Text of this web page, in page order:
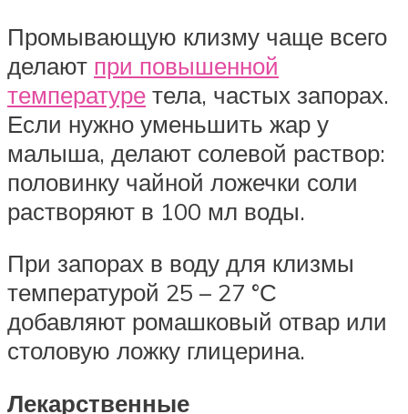
Промывающую клизму чаще всего
делают при повышенной
температуре тела, частых запорах.
Если нужно уменьшить жар у
малыша, делают солевой раствор:
половинку чайной ложечки соли
растворяют в 100 мл воды.
При запорах в воду для клизмы
температурой 25 – 27 °С
добавляют ромашковый отвар или
столовую ложку глицерина.
Лекарственные